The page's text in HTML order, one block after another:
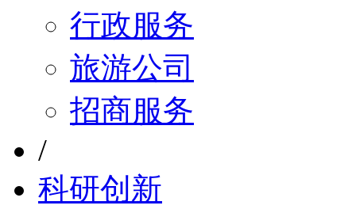
行政服务
旅游公司
招商服务
/
科研创新